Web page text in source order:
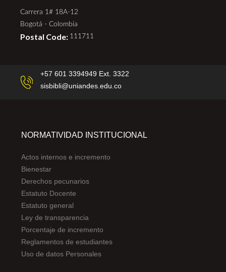
Carrera 1# 18A-12
Bogotá - Colombia
Postal Code: 111711
+57 601 3394949 Ext. 3322
sisbibli@uniandes.edu.co
NORMATIVIDAD INSTITUCIONAL
Actos internos e incremento
Bienestar
Derechos pecunarios
Estatuto Docente
Estatuto general
Ley de transparencia
Porcentaje de incremento
Reglamentos de estudiantes
Uso de datos Personales